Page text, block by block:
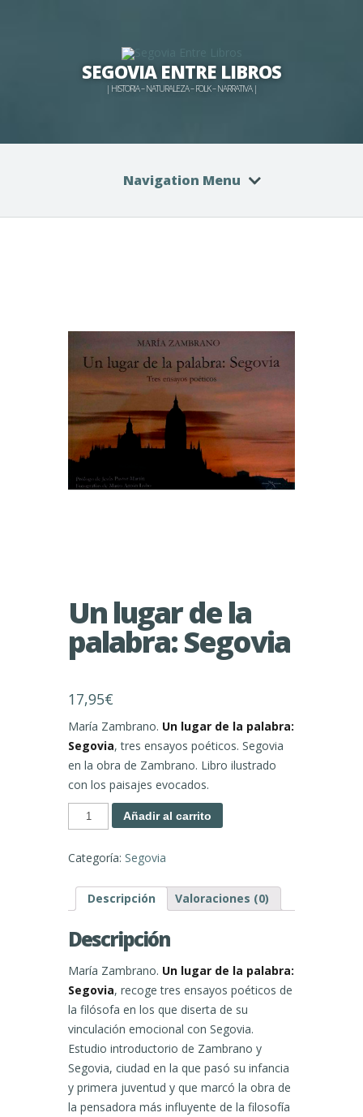
SEGOVIA ENTRE LIBROS
| HISTORIA – NATURALEZA – FOLK – NARRATIVA |
Navigation Menu
Un lugar de la
palabra: Segovia
17,95€
María Zambrano. Un lugar de la palabra:
Segovia, tres ensayos poéticos. Segovia
en la obra de Zambrano. Libro ilustrado
con los paisajes evocados.
Un
lugar
de
palabra:
Segovia
Añadir al carrito
Categoría: Segovia
Descripción Valoraciones (0)
Descripción
María Zambrano. Un lugar de la palabra:
Segovia, recoge tres ensayos poéticos de
la filósofa en los que diserta de su
vinculación emocional con Segovia.
Estudio introductorio de Zambrano y
Segovia, ciudad en la que pasó su infancia
y primera juventud y que marcó la obra de
la pensadora más influyente de la filosofía